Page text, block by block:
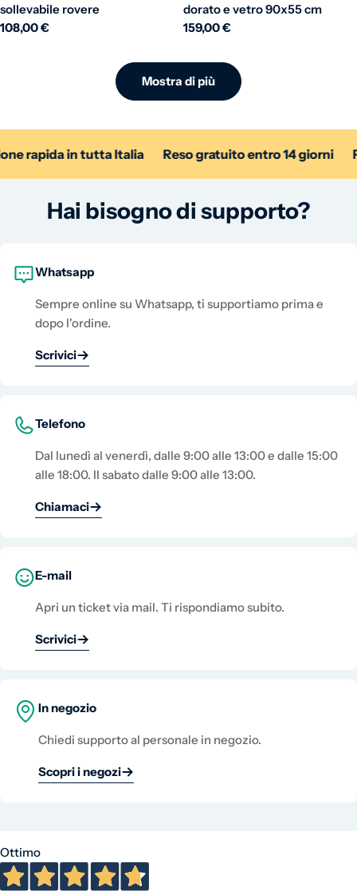
sollevabile rovere
Prezzo normale
108,00 €
dorato e vetro 90x55 cm
Prezzo normale
159,00 €
Mostra di più
rapida in tutta Italia Reso gratuito entro 14 giorni
Hai bisogno di supporto?
Whatsapp
Sempre online su Whatsapp, ti supportiamo prima e
dopo l'ordine.
Scrivici
Telefono
Dal lunedì al venerdì, dalle 9:00 alle 13:00 e dalle 15:00
alle 18:00. Il sabato dalle 9:00 alle 13:00.
Chiamaci
E-mail
Apri un ticket via mail. Ti rispondiamo subito.
Scrivici
In negozio
Chiedi supporto al personale in negozio.
Scopri i negozi
Ottimo